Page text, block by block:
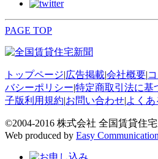
PAGE TOP
トップページ|広告掲載|会社概要|
バシーポリシー|特定商取引法に基
子版利用規約|お問い合わせ|よくあ
©2004-2016 株式会社 全国賃貸住
Web produced by Easy